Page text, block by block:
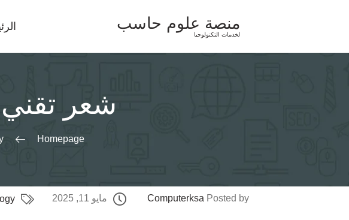
منصة علوم حاسب
لخدمات التكنولوجيا
شعر
Homepage
Posted by
Computerksa مايو 11, 2025